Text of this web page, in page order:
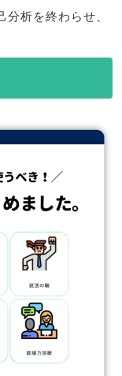
析を終わらせ、